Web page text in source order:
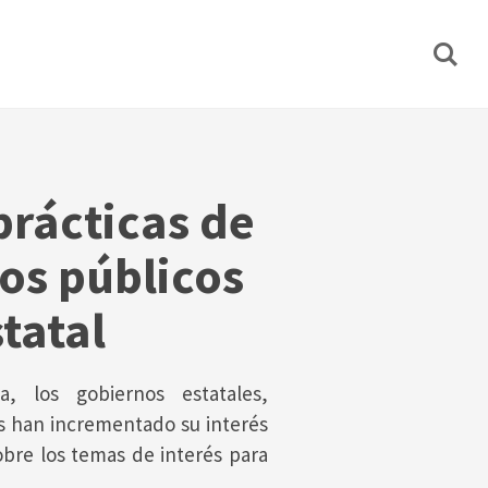
de
públicos
los gobiernos estatales,
han incrementado su interés
los temas de interés para